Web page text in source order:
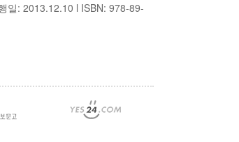
일: 2013.12.10 l ISBN: 978-89-